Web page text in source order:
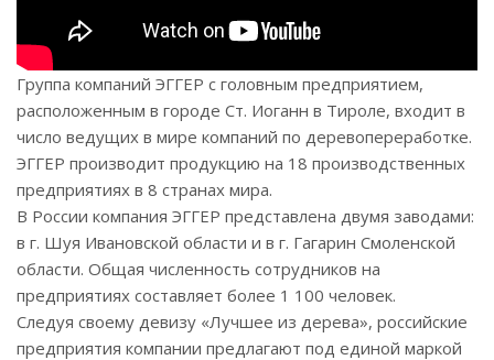
Группа компаний ЭГГЕР с головным предприятием,
расположенным в городе Ст. Иоганн в Тироле, входит в
число ведущих в мире компаний по деревопереработке.
ЭГГЕР производит продукцию на 18 производственных
предприятиях в 8 странах мира.
В России компания ЭГГЕР представлена двумя заводами:
в г. Шуя Ивановской области и в г. Гагарин Смоленской
области. Общая численность сотрудников на
предприятиях составляет более 1 100 человек.
Следуя своему девизу «Лучшее из дерева», российские
предприятия компании предлагают под единой маркой